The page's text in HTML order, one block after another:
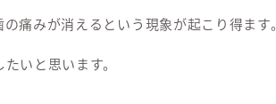
痛みが消えるという現象が起こり得ます。
いと思います。